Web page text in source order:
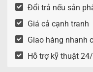
Đổi trả nếu sản
Giá cả cạnh tranh
Giao hàng nhanh
Hỗ trợ kỹ thuật